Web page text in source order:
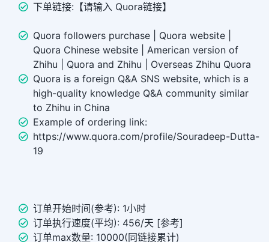
下单链接:【请输入 Quora链接】
Quora followers purchase | Quora website |
Quora Chinese website | American version of
Zhihu | Quora and Zhihu | Overseas Zhihu Quora
Quora is a foreign Q&A SNS website, which is a
high-quality knowledge Q&A community similar
to Zhihu in China
Example of ordering link:
https://www.quora.com/profile/Souradeep-Dutta-
19
订单开始时间(参考): 1小时
订单执行速度(平均): 456/天 [参考]
订单max数量: 10000(同链接累计)